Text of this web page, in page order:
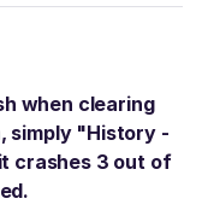
when clearing
simply "History -
crashes 3 out of